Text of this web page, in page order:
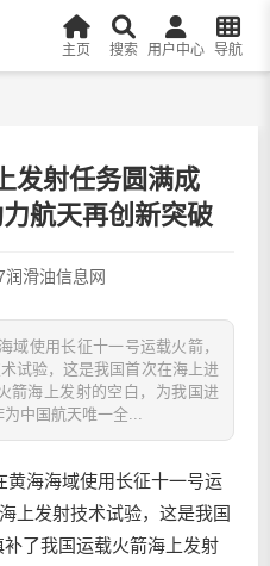
主页 搜索 用户中心 导航
发射任务圆满成
航天再创新突破
润滑油信息网
域使用长征十一号运载火箭，
试验，这是我国首次在海上进
箭海上发射的空白，为我国进
为中国航天唯一全...
海海域使用长征十一号运
上发射技术试验，这是我国
了我国运载火箭海上发射